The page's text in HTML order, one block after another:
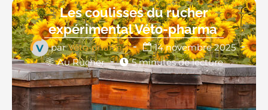
Les coulisses du rucher
expérimental Véto-pharma
parVéto-pharma
14 novembre 2025
Au Rucher
5 minutes de lecture